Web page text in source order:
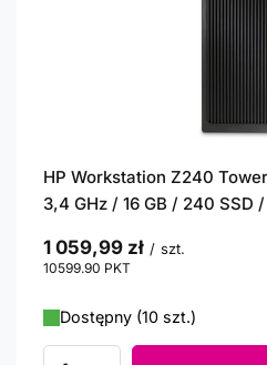
HP Workstation Z240
3,4 GHz / 16 GB / 240 SSD
1 059,99 zł / szt.
10599.90 PKT
Dostępny (10 szt.)